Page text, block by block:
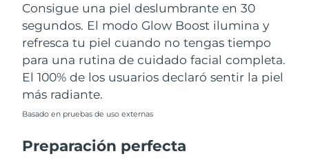
Consigue una piel deslumbrante en 30
segundos. El modo Glow Boost ilumina y
refresca tu piel cuando no tengas tiempo
para una rutina de cuidado facial completa.
El 100% de los usuarios declaró sentir la piel
más radiante.
Basado en pruebas de uso externas
Preparación perfecta
Reino Unido Entrega prevista8/9/26
Estados Unidos Entrega prevista8/10/26
Uzbekistán